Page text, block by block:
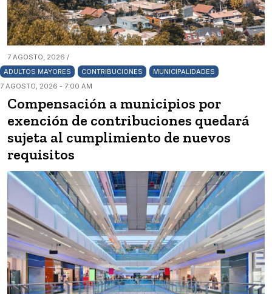
7 AGOSTO, 2026 /
ADULTOS MAYORES
CONTRIBUCIONES
MUNICIPALIDADES
7 AGOSTO, 2026 - 7:00 AM
Compensación a municipios por
exención de contribuciones quedará
sujeta al cumplimiento de nuevos
requisitos